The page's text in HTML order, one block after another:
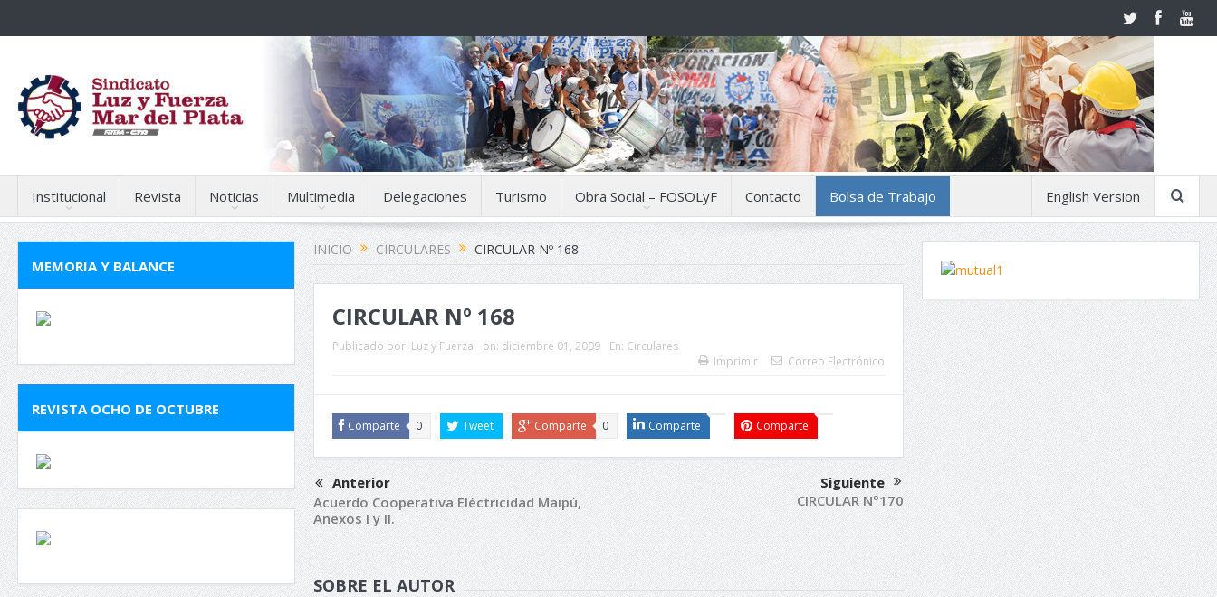
Institucional Revista Noticias Multimedia Delegaciones Turismo Obra Social – FOSOLyF Contacto Bolsa de Trabajo English Version
INICIO CIRCULARES CIRCULAR Nº 168
CIRCULAR Nº 168
Publicado por: Luz y Fuerza on: diciembre 01, 2009 En: Circulares
Imprimir
Correo Electrónico
Comparte 0 Tweet Comparte 0 Comparte Comparte
Anterior
Acuerdo Cooperativa Eléctricidad Maipú,
Anexos I y II.
Siguiente
CIRCULAR Nº170
SOBRE EL AUTOR
MEMORIA Y BALANCE
REVISTA OCHO DE OCTUBRE